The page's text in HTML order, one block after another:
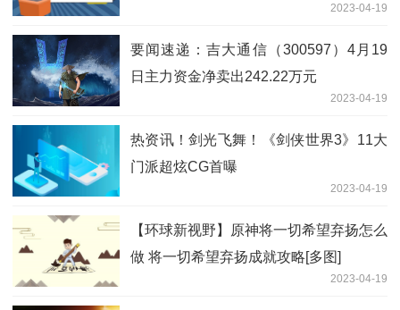
2023-04-19
要闻速递：吉大通信（300597）4月19
日主力资金净卖出242.22万元
2023-04-19
热资讯！剑光飞舞！《剑侠世界3》11大
门派超炫CG首曝
2023-04-19
【环球新视野】原神将一切希望弃扬怎么
做 将一切希望弃扬成就攻略[多图]
2023-04-19